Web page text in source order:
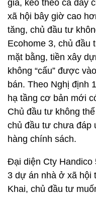
giá, kéo theo cả dây
xã hội bây giờ cao
tăng, chủ đầu tư
Ecohome 3, chủ đầu
mặt bằng, tiền xây
không “cấu” được
bán. Theo Nghị định
hạ tầng cơ bản mới
Chủ đầu tư không
chủ đầu tư chưa đáp
hàng chính sách.
Đại diện Cty Handico
3 dự án nhà ở xã hội
Khai, chủ đầu tư